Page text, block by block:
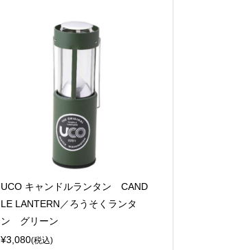
UCO キャンドルランタン CAND
LE LANTERN／ろうそくランタ
ン グリーン
¥3,080(税込)